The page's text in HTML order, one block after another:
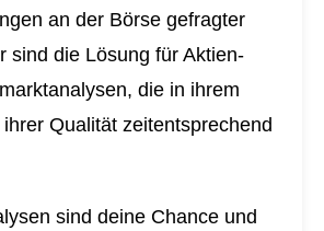
an der Börse gefragter
sind die Lösung für Aktien-
die in ihrem
Qualität zeitentsprechend
sind deine Chance und